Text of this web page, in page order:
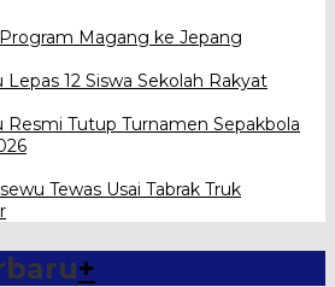
Magang ke Jepang
12 Siswa Sekolah Rakyat
Tutup Turnamen Sepakbola
Tewas Usai Tabrak Truk
+